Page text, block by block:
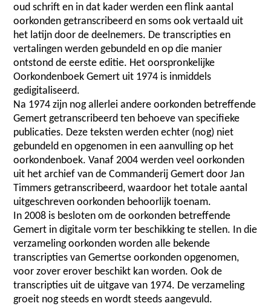
oud schrift en in dat kader werden een flink aantal
oorkonden getranscribeerd en soms ook vertaald uit
het latijn door de deelnemers. De transcripties en
vertalingen werden gebundeld en op die manier
ontstond de eerste editie. Het oorspronkelijke
Oorkondenboek Gemert uit 1974 is inmiddels
gedigitaliseerd.
Na 1974 zijn nog allerlei andere oorkonden betreffende
Gemert getranscribeerd ten behoeve van specifieke
publicaties. Deze teksten werden echter (nog) niet
gebundeld en opgenomen in een aanvulling op het
oorkondenboek. Vanaf 2004 werden veel oorkonden
uit het archief van de Commanderij Gemert door Jan
Timmers getranscribeerd, waardoor het totale aantal
uitgeschreven oorkonden behoorlijk toenam.
In 2008 is besloten om de oorkonden betreffende
Gemert in digitale vorm ter beschikking te stellen. In die
verzameling oorkonden worden alle bekende
transcripties van Gemertse oorkonden opgenomen,
voor zover erover beschikt kan worden. Ook de
transcripties uit de uitgave van 1974. De verzameling
groeit nog steeds en wordt steeds aangevuld.